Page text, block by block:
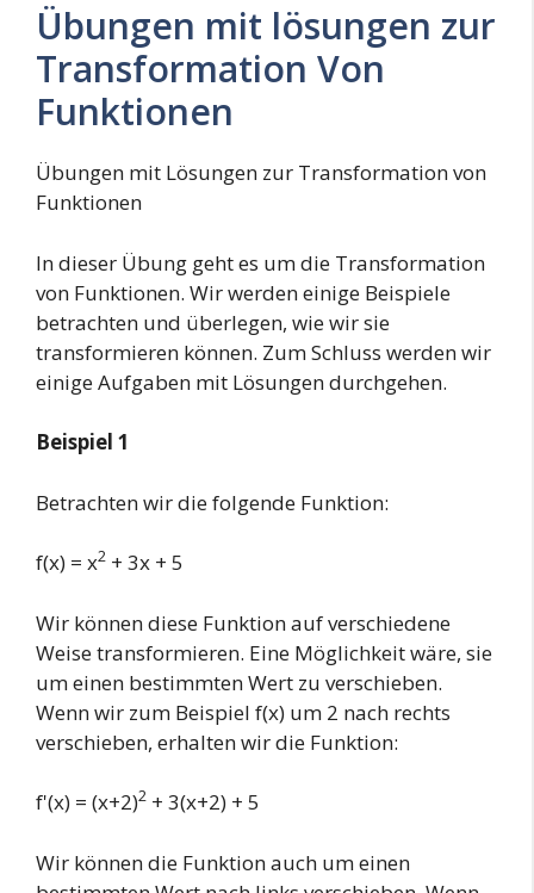
Übungen mit lösungen zur
Transformation Von
Funktionen
Übungen mit Lösungen zur Transformation von
Funktionen
In dieser Übung geht es um die Transformation
von Funktionen. Wir werden einige Beispiele
betrachten und überlegen, wie wir sie
transformieren können. Zum Schluss werden wir
einige Aufgaben mit Lösungen durchgehen.
Beispiel 1
Betrachten wir die folgende Funktion:
f(x) = x2 + 3x + 5
Wir können diese Funktion auf verschiedene
Weise transformieren. Eine Möglichkeit wäre, sie
um einen bestimmten Wert zu verschieben.
Wenn wir zum Beispiel f(x) um 2 nach rechts
verschieben, erhalten wir die Funktion:
f'(x) = (x+2)2 + 3(x+2) + 5
Wir können die Funktion auch um einen